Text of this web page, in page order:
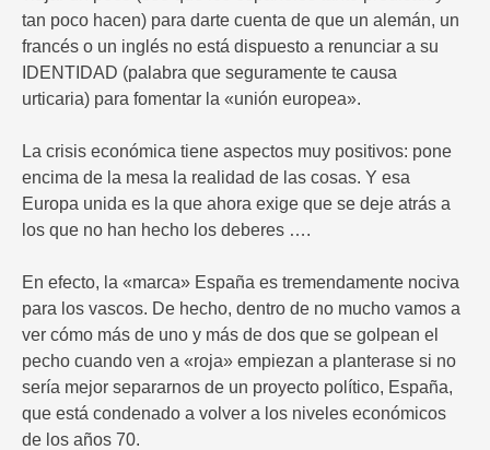
tan poco hacen) para darte cuenta de que un alemán, un
francés o un inglés no está dispuesto a renunciar a su
IDENTIDAD (palabra que seguramente te causa
urticaria) para fomentar la «unión europea».
La crisis económica tiene aspectos muy positivos: pone
encima de la mesa la realidad de las cosas. Y esa
Europa unida es la que ahora exige que se deje atrás a
los que no han hecho los deberes ….
En efecto, la «marca» España es tremendamente nociva
para los vascos. De hecho, dentro de no mucho vamos a
ver cómo más de uno y más de dos que se golpean el
pecho cuando ven a «roja» empiezan a planterase si no
sería mejor separarnos de un proyecto político, España,
que está condenado a volver a los niveles económicos
de los años 70.